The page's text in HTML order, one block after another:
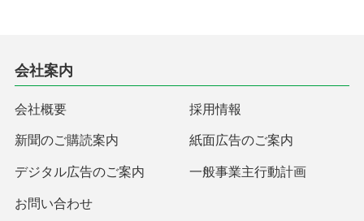
会社案内
会社概要 採用情報
新聞のご購読案内 紙面広告のご案内
デジタル広告のご案内 一般事業主行動計画
お問い合わせ